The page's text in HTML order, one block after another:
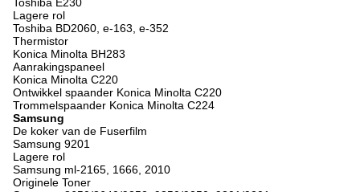
Lagere rol
Toshiba BD2060, e-163, e-352
Thermistor
Konica Minolta BH283
Aanrakingspaneel
Konica Minolta C220
Ontwikkel spaander Konica Minolta C220
Trommelspaander Konica Minolta C224
Samsung
De koker van de Fuserfilm
Samsung 9201
Lagere rol
Samsung ml-2165, 1666, 2010
Originele Toner